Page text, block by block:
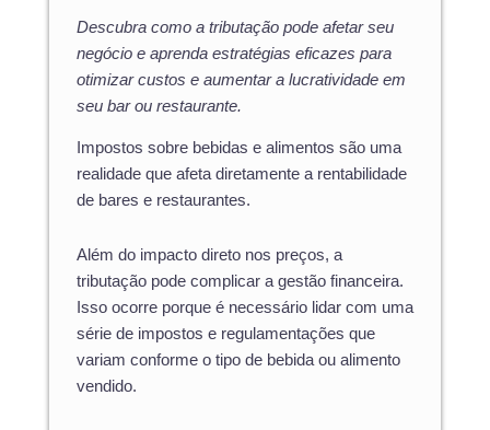
Descubra como a tributação pode afetar seu
negócio e aprenda estratégias eficazes para
otimizar custos e aumentar a lucratividade em
seu bar ou restaurante.
Impostos sobre bebidas e alimentos são uma
realidade que afeta diretamente a rentabilidade
de bares e restaurantes.
Além do impacto direto nos preços, a
tributação pode complicar a gestão financeira.
Isso ocorre porque é necessário lidar com uma
série de impostos e regulamentações que
variam conforme o tipo de bebida ou alimento
vendido.